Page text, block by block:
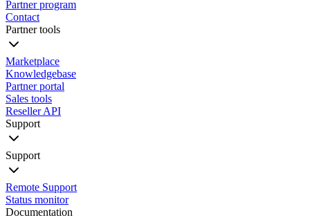
Partner program
Contact
Partner tools
Marketplace
Knowledgebase
Partner portal
Sales tools
Reseller API
Support
Support
Remote Support
Status monitor
Documentation